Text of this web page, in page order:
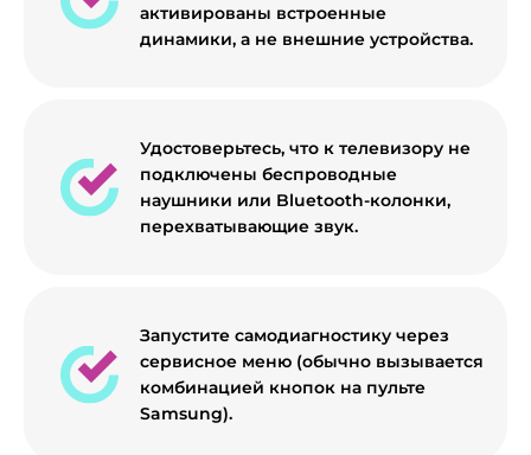
активированы встроенные
динамики, а не внешние устройства.
Удостоверьтесь, что к телевизору не
подключены беспроводные
наушники или Bluetooth-колонки,
перехватывающие звук.
Запустите самодиагностику через
сервисное меню (обычно вызывается
комбинацией кнопок на пульте
Samsung).